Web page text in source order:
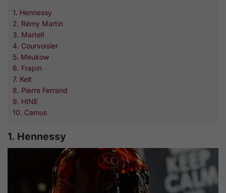
1. Hennessy
2. Rémy Martin
3. Martell
4. Courvoisier
5. Meukow
6. Frapin
7. Kelt
8. Pierre Ferrand
9. HINE
10. Camus
1. Hennessy